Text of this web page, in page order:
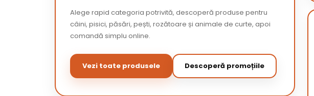
Alege rapid categoria potrivită, descoperă produse pentru
câini, pisici, păsări, pești, rozătoare și animale de curte, apoi
comandă simplu online.
Vezi toate produsele Descoperă promoțiile